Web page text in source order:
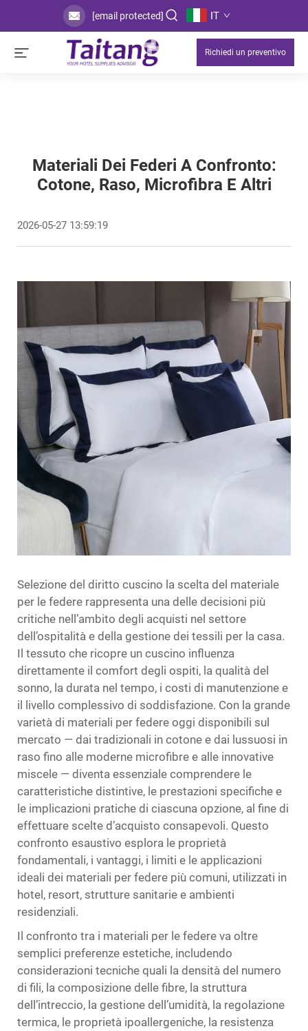
[email protected] IT
Richiedi un preventivo
Materiali Dei Federi A Confronto:
Cotone, Raso, Microfibra E Altri
2026-05-27 13:59:19
Selezione del diritto cuscino la scelta del materiale
per le federe rappresenta una delle decisioni più
critiche nell’ambito degli acquisti nel settore
dell’ospitalità e della gestione dei tessili per la casa.
Il tessuto che ricopre un cuscino influenza
direttamente il comfort degli ospiti, la qualità del
sonno, la durata nel tempo, i costi di manutenzione e
il livello complessivo di soddisfazione. Con la grande
varietà di materiali per federe oggi disponibili sul
mercato — dai tradizionali in cotone e dai lussuosi in
raso fino alle moderne microfibre e alle innovative
miscele — diventa essenziale comprendere le
caratteristiche distintive, le prestazioni specifiche e
le implicazioni pratiche di ciascuna opzione, al fine di
effettuare scelte d’acquisto consapevoli. Questo
confronto esaustivo esplora le proprietà
fondamentali, i vantaggi, i limiti e le applicazioni
ideali dei materiali per federe più comuni, utilizzati in
hotel, resort, strutture sanitarie e ambienti
residenziali.
Il confronto tra i materiali per le federe va oltre
semplici preferenze estetiche, includendo
considerazioni tecniche quali la densità del numero
di fili, la composizione delle fibre, la struttura
dell’intreccio, la gestione dell’umidità, la regolazione
termica, le proprietà ipoallergeniche, la resistenza